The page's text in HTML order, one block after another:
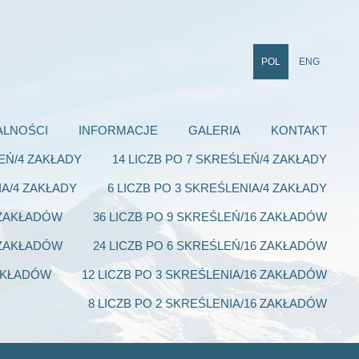
INFORMACJE GALERIA KONTAKT
4 ZAKŁADY 14 LICZB PO 7 SKREŚLEŃ/4 ZAKŁADY
4 ZAKŁADY 6 LICZB PO 3 SKREŚLENIA/4 ZAKŁADY
36 LICZB PO 9 SKREŚLEŃ/16 ZAKŁADÓW
24 LICZB PO 6 SKREŚLEŃ/16 ZAKŁADÓW
12 LICZB PO 3 SKREŚLENIA/16 ZAKŁADÓW
8 LICZB PO 2 SKREŚLENIA/16 ZAKŁADÓW
POL ENG